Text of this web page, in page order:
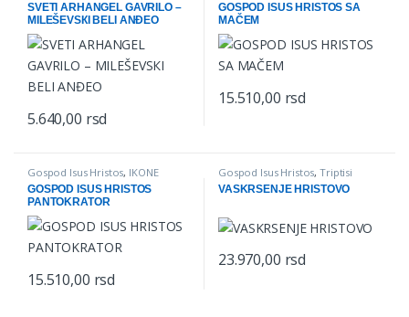
SVETI ARHANGEL GAVRILO –
MILEŠEVSКI BELI ANĐEO
5.640,00 rsd
This product has multiple variants. The options may be chosen
GOSPOD ISUS HRISTOS SA
MAČEM
15.510,00 rsd
This product has multiple
Gospod Isus Hristos, IKONE
GOSPOD ISUS HRISTOS
PANTOKRATOR
15.510,00 rsd
This product has multiple variants. The options may be chosen
Gospod Isus Hristos,Triptisi
VASKRSENJE HRISTOVO
23.970,00 rsd